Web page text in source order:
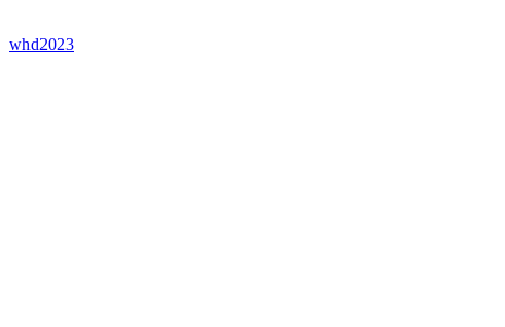
whd2023